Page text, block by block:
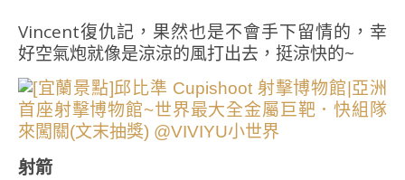
Vincent復仇記，果然也是不會手下留情的，幸
好空氣炮就像是涼涼的風打出去，挺涼快的~
射箭